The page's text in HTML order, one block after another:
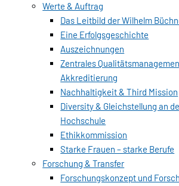
Werte & Auftrag
Das Leitbild der Wilhelm
Eine Erfolgsgeschichte
Auszeichnungen
Zentrales
Akkreditierung
Nachhaltigkeit & Third Mission
Diversity & Gleichstellung an
Hochschule
Ethikkommission
Starke Frauen – starke Berufe
Forschung & Transfer
Forschungskonzept und